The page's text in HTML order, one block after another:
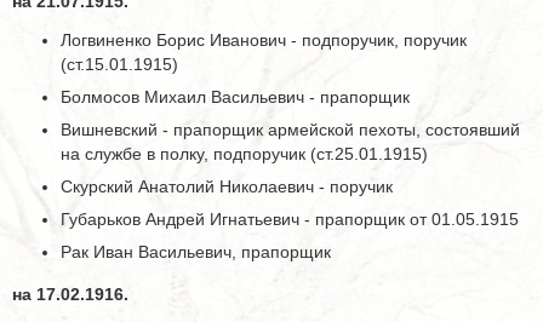
Логвиненко Борис Иванович - подпоручик, поручик
(ст.15.01.1915)
Болмосов Михаил Васильевич - прапорщик
Вишневский - прапорщик армейской пехоты, состоявший
на службе в полку, подпоручик (ст.25.01.1915)
Скурский Анатолий Николаевич - поручик
Губарьков Андрей Игнатьевич - прапорщик от 01.05.1915
Рак Иван Васильевич, прапорщик
на 17.02.1916.